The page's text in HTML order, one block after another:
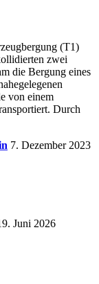
(T1)
zwei
die Bergung eines
von einem
Durch
7. Dezember 2023
Juni 2026